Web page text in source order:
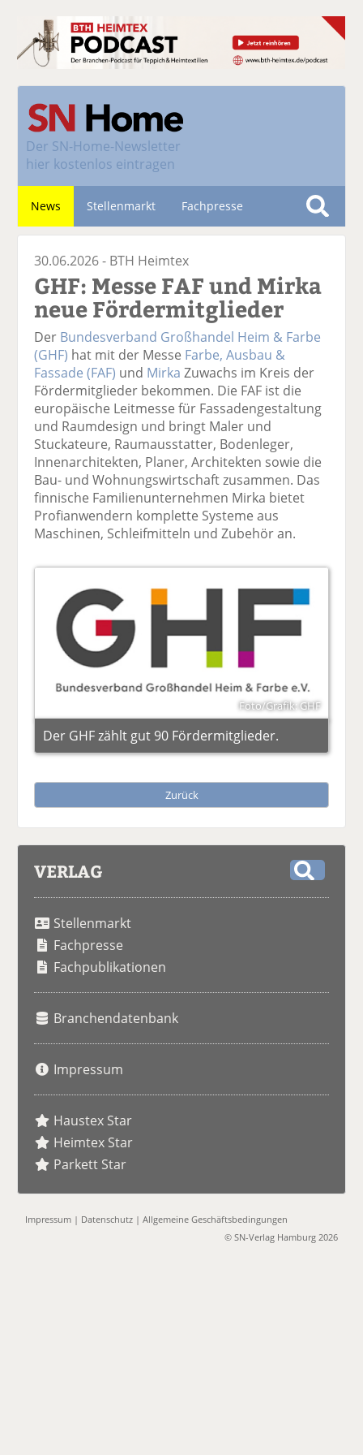
Der SN-Home-Newsletter
hier kostenlos eintragen
News Stellenmarkt Fachpresse
S
h
e
30.06.2026 - BTH Heimtex
GHF: Messe FAF und Mirka
neue Fördermitglieder
Der Bundesverband Großhandel Heim & Farbe
(GHF) hat mit der Messe Farbe, Ausbau &
Fassade (FAF) und Mirka Zuwachs im Kreis der
Fördermitglieder bekommen. Die FAF ist die
europäische Leitmesse für Fassadengestaltung
und Raumdesign und bringt Maler und
Stuckateure, Raumausstatter, Bodenleger,
Innenarchitekten, Planer, Architekten sowie die
Bau- und Wohnungswirtschaft zusammen. Das
finnische Familienunternehmen Mirka bietet
Profianwendern komplette Systeme aus
Maschinen, Schleifmitteln und Zubehör an.
Foto/Grafik: GHF
Der GHF zählt gut 90 Fördermitglieder.
Zurück
VERLAG
Stellenmarkt
Fachpresse
Fachpublikationen
Branchendatenbank
Impressum
Haustex Star
Heimtex Star
Parkett Star
Impressum | Datenschutz |Allgemeine Geschäftsbedingungen
© SN-Verlag Hamburg 2026